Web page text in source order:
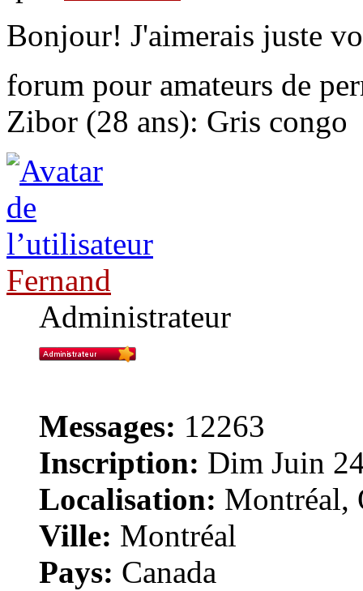
Bonjour! J'aimerais juste
forum pour amateurs de
Zibor (28 ans): Gris congo
Fernand
Administrateur
Messages: 12263
Inscription: Dim Juin
Localisation: Montréal,
Ville: Montréal
Pays: Canada